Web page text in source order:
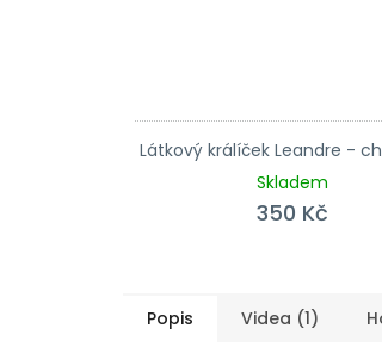
Látkový králíček Leandre -
Skladem
350 Kč
Popis Videa (1)